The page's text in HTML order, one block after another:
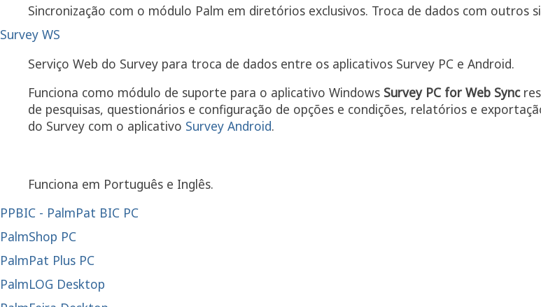
Sincronização com o módulo Palm em diretórios exclusivos. Troca de dados com outros
Survey WS
Serviço Web do Survey para troca de dados entre os aplicativos Survey PC e Android.
Funciona como módulo de suporte para o aplicativo Windows Survey PC for Web Sync
de pesquisas, questionários e configuração de opções e condições, relatórios e
do Survey com o aplicativo Survey Android.
Funciona em Português e Inglês.
PPBIC - PalmPat BIC PC
PalmShop PC
PalmPat Plus PC
PalmLOG Desktop